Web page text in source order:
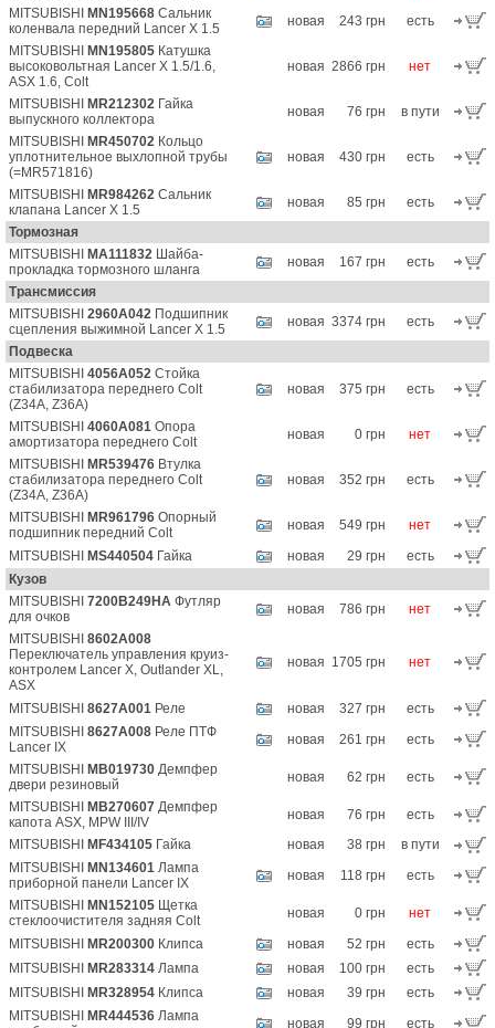
MITSUBISHI
MN195668 Сальник
коленвала передний Lancer X 1.5
новая 243 грн
есть
MITSUBISHI
MN195805 Катушка
высоковольтная Lancer X 1.5/1.6,
ASX 1.6, Colt
новая 2866 грн нет
MITSUBISHI MR212302 Гайка
выпускного коллектора
новая 76 грн
в пути
MITSUBISHI
MR450702 Кольцо
уплотнительное выхлопной трубы
(=MR571816)
новая 430 грн есть
MITSUBISHI MR984262 Сальник
клапана Lancer X 1.5
новая 85 грн
есть
Тормозная
MITSUBISHI
MA111832 Шайба-
прокладка тормозного шланга
новая 167 грн
есть
Трансмиссия
MITSUBISHI 2960A042 Подшипник
сцепления выжимной Lancer X 1.5
новая 3374 грн
есть
Подвеска
MITSUBISHI 4056A052 Стойка
стабилизатора переднего Colt
(Z34A, Z36A)
новая 375 грн есть
MITSUBISHI 4060A081 Опора
амортизатора переднего Colt
новая 0 грн
нет
MITSUBISHI
MR539476 Втулка
стабилизатора переднего Colt
(Z34A, Z36A)
новая 352 грн есть
MITSUBISHI MR961796 Опорный
подшипник передний Colt
новая 549 грн
нет
MITSUBISHI
MS440504 Гайка новая 29 грн
есть
Кузов
MITSUBISHI 7200B249HA Футляр
для очков
новая 786 грн
нет
MITSUBISHI 8602A008
Переключатель управления круиз-
контролем Lancer X, Outlander XL,
ASX
новая 1705 грн нет
MITSUBISHI 8627A001 Реле новая 327 грн
есть
MITSUBISHI 8627A008 Реле ПТФ
Lancer IX
новая 261 грн
есть
MITSUBISHI
MB019730 Демпфер
двери резиновый
новая 62 грн
есть
MITSUBISHI
MB270607 Демпфер
капота ASX, MPW III/IV
новая 76 грн
есть
MITSUBISHI
MF434105 Гайка новая 38 грн
в пути
MITSUBISHI
MN134601 Лампа
приборной панели Lancer IX
новая 118 грн
есть
MITSUBISHI
MN152105 Щетка
стеклоочистителя задняя Colt
новая 0 грн
нет
MITSUBISHI
MR200300 Клипса новая 52 грн
есть
MITSUBISHI
MR283314 Лампа новая 100 грн
есть
MITSUBISHI
MR328954 Клипса новая 39 грн
есть
MITSUBISHI
MR444536 Лампа
новая 99 грн есть